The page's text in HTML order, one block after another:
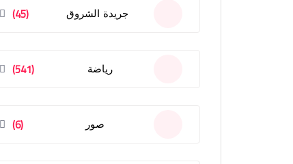
جريدة الشروق (45)
رياضة (541)
صور (6)